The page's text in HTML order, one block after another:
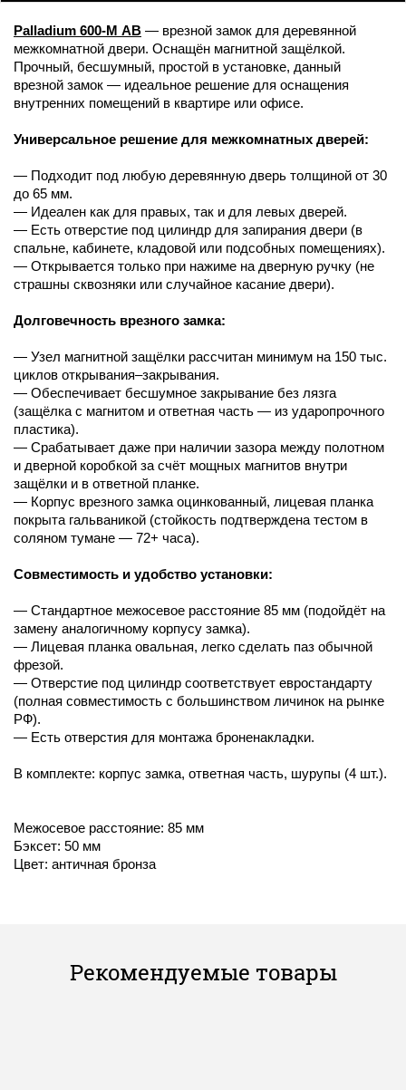
Palladium 600-M AB — врезной замок для деревянной
межкомнатной двери. Оснащён магнитной защёлкой.
Прочный, бесшумный, простой в установке, данный
врезной замок — идеальное решение для оснащения
внутренних помещений в квартире или офисе.
Универсальное решение для межкомнатных дверей:
— Подходит под любую деревянную дверь толщиной от 30
до 65 мм.
— Идеален как для правых, так и для левых дверей.
— Есть отверстие под цилиндр для запирания двери (в
спальне, кабинете, кладовой или подсобных помещениях).
— Открывается только при нажиме на дверную ручку (не
страшны сквозняки или случайное касание двери).
Долговечность врезного замка:
— Узел магнитной защёлки рассчитан минимум на 150 тыс.
циклов открывания–закрывания.
— Обеспечивает бесшумное закрывание без лязга
(защёлка с магнитом и ответная часть — из ударопрочного
пластика).
— Срабатывает даже при наличии зазора между полотном
и дверной коробкой за счёт мощных магнитов внутри
защёлки и в ответной планке.
— Корпус врезного замка оцинкованный, лицевая планка
покрыта гальваникой (стойкость подтверждена тестом в
соляном тумане — 72+ часа).
Совместимость и удобство установки:
— Стандартное межосевое расстояние 85 мм (подойдёт на
замену аналогичному корпусу замка).
— Лицевая планка овальная, легко сделать паз обычной
фрезой.
— Отверстие под цилиндр соответствует евростандарту
(полная совместимость с большинством личинок на рынке
РФ).
— Есть отверстия для монтажа броненакладки.
В комплекте: корпус замка, ответная часть, шурупы (4 шт.).
Межосевое расстояние: 85 мм
Бэксет: 50 мм
Цвет: античная бронза
Рекомендуемые товары